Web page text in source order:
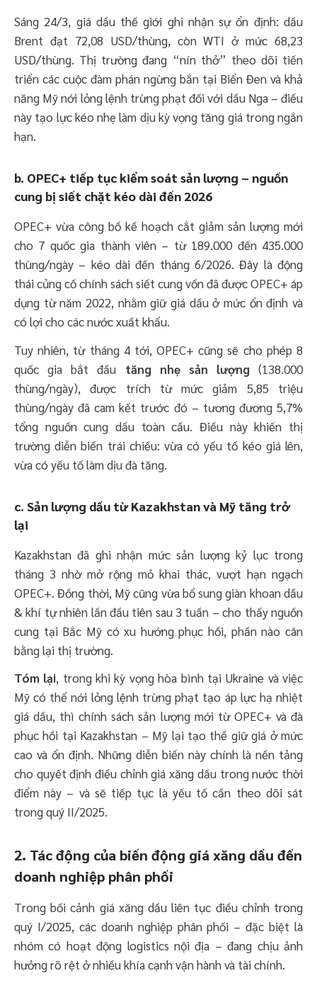
Sáng 24/3, giá dầu thế giới ghi nhận sự ổn định: dầu
Brent đạt 72,08 USD/thùng, còn WTI ở mức 68,23
USD/thùng. Thị trường đang “nín thở” theo dõi tiến
triển các cuộc đàm phán ngừng bắn tại Biển Đen và khả
năng Mỹ nới lỏng lệnh trừng phạt đối với dầu Nga – điều
này tạo lực kéo nhẹ làm dịu kỳ vọng tăng giá trong ngắn
hạn.
b. OPEC+ tiếp tục kiểm soát sản lượng – nguồn
cung bị siết chặt kéo dài đến 2026
OPEC+ vừa công bố kế hoạch cắt giảm sản lượng mới
cho 7 quốc gia thành viên – từ 189.000 đến 435.000
thùng/ngày – kéo dài đến tháng 6/2026. Đây là động
thái củng cố chính sách siết cung vốn đã được OPEC+ áp
dụng từ năm 2022, nhằm giữ giá dầu ở mức ổn định và
có lợi cho các nước xuất khẩu.
Tuy nhiên, từ tháng 4 tới, OPEC+ cũng sẽ cho phép 8
quốc gia bắt đầu tăng nhẹ sản lượng(138.000
thùng/ngày), được trích từ mức giảm 5,85 triệu
thùng/ngày đã cam kết trước đó – tương đương 5,7%
tổng nguồn cung dầu toàn cầu. Điều này khiến thị
trường diễn biến trái chiều: vừa có yếu tố kéo giá lên,
vừa có yếu tố làm dịu đà tăng.
c. Sản lượng dầu từ Kazakhstan và Mỹ tăng trở
lại
Kazakhstan đã ghi nhận mức sản lượng kỷ lục trong
tháng 3 nhờ mở rộng mỏ khai thác, vượt hạn ngạch
OPEC+. Đồng thời, Mỹ cũng vừa bổ sung giàn khoan dầu
& khí tự nhiên lần đầu tiên sau 3 tuần – cho thấy nguồn
cung tại Bắc Mỹ có xu hướng phục hồi, phần nào cân
bằng lại thị trường.
Tóm lại, trong khi kỳ vọng hòa bình tại Ukraine và việc
Mỹ có thể nới lỏng lệnh trừng phạt tạo áp lực hạ nhiệt
giá dầu, thì chính sách sản lượng mới từ OPEC+ và đà
phục hồi tại Kazakhstan – Mỹ lại tạo thế giữ giá ở mức
cao và ổn định. Những diễn biến này chính là nền tảng
cho quyết định điều chỉnh giá xăng dầu trong nước thời
điểm này – và sẽ tiếp tục là yếu tố cần theo dõi sát
trong quý II/2025.
2. Tác động của biến động giá xăng dầu đến
doanh nghiệp phân phối
Trong bối cảnh giá xăng dầu liên tục điều chỉnh trong
quý I/2025, các doanh nghiệp phân phối – đặc biệt là
nhóm có hoạt động logistics nội địa – đang chịu ảnh
hưởng rõ rệt ở nhiều khía cạnh vận hành và tài chính.